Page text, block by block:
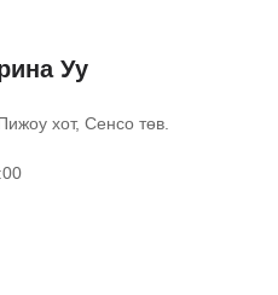
Уу
хот, Сенсо төв.